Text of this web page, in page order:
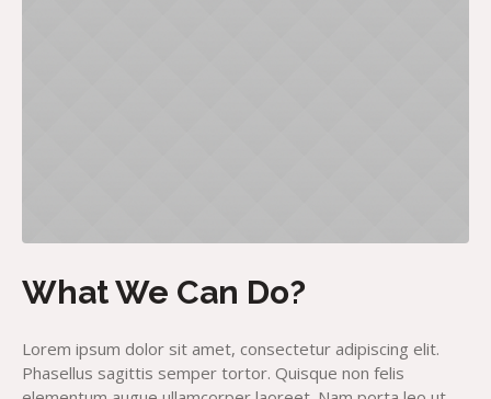
What We Can Do?
Lorem ipsum dolor sit amet, consectetur adipiscing elit.
Phasellus sagittis semper tortor. Quisque non felis